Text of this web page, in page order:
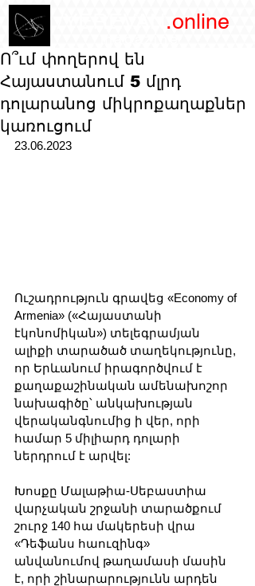
.online
Ո՞ւմ փողերով են
Հայաստանում 5 մլրդ
դոլարանոց միկրոքաղաքներ
կառուցում
23.06.2023
Ուշադրություն գրավեց «Economy of
Armenia» («Հայաստանի
էկոնոմիկան») տելեգրամյան
ալիքի տարածած տաղեկությունը,
որ Երևանում իրագործվում է
քաղաքաշինական ամենախոշոր
նախագիծը՝ անկախության
վերականգնումից ի վեր, որի
համար 5 միլիարդ դոլարի
ներդրում է արվել:
Խոսքը Մալաթիա-Սեբաստիա
վարչական շրջանի տարածքում
շուրջ 140 հա մակերեսի վրա
«Դեֆանս հաուզինգ»
անվանումով թաղամասի մասին
է, որի շինարարությունն արդեն